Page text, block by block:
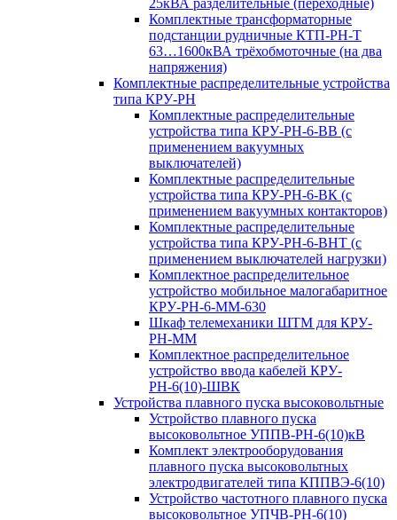
25кВА разделительные (переходные)
Комплектные трансформаторные
подстанции рудничные КТП-РН-Т
63…1600кВА трёхобмоточные (на два
напряжения)
Комплектные распределительные устройства
типа КРУ-РН
Комплектные распределительные
устройства типа КРУ-РН-6-ВВ (с
применением вакуумных
выключателей)
Комплектные распределительные
устройства типа КРУ-РН-6-ВК (с
применением вакуумных контакторов)
Комплектные распределительные
устройства типа КРУ-РН-6-ВНТ (с
применением выключателей нагрузки)
Комплектное распределительное
устройство мобильное малогабаритное
КРУ-РН-6-ММ-630
Шкаф телемеханики ШТМ для КРУ-
РН-ММ
Комплектное распределительное
устройство ввода кабелей КРУ-
РН-6(10)-ШВК
Устройства плавного пуска высоковольтные
Устройство плавного пуска
высоковольтное УППВ-РН-6(10)кВ
Комплект электрооборудования
плавного пуска высоковольтных
электродвигателей типа КППВЭ-6(10)
Устройство частотного плавного пуска
высоковольтное УПЧВ-РН-6(10)